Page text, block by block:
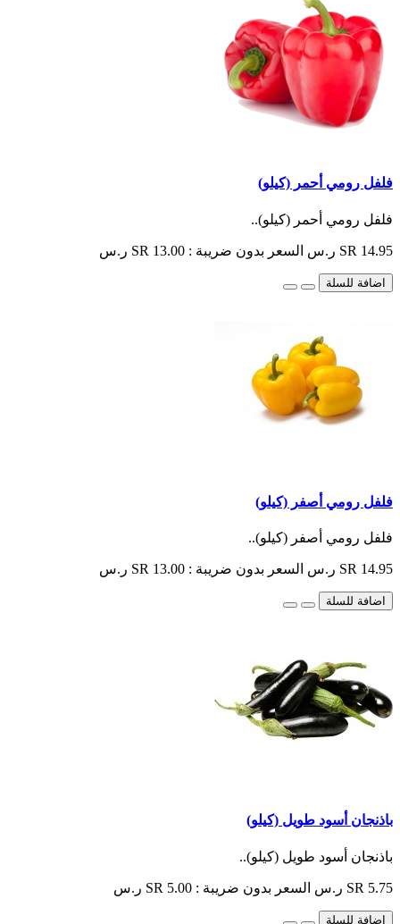
فلفل رومي أحمر (كيلو)
فلفل رومي أحمر (كيلو)..
SR 14.95 ر.س السعر بدون ضريبة : SR 13.00 ر.س
اضافة للسلة
فلفل رومي أصفر (كيلو)
فلفل رومي أصفر (كيلو)..
SR 14.95 ر.س السعر بدون ضريبة : SR 13.00 ر.س
اضافة للسلة
باذنجان أسود طويل (كيلو)
باذنجان أسود طويل (كيلو)..
SR 5.75 ر.س السعر بدون ضريبة : SR 5.00 ر.س
اضافة للسلة